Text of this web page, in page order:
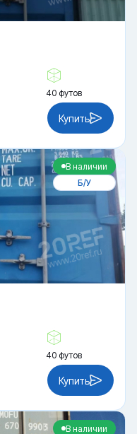
40 футов
Купить
В наличии
Б/У
40 футов
Купить
В наличии